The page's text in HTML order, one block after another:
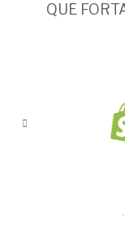
QUE